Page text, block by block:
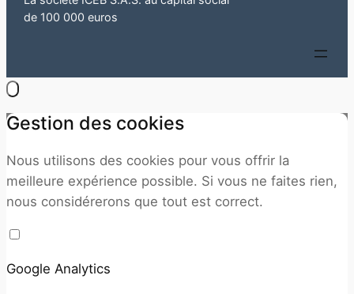
de 100 000 euros
Gestion des cookies
Nous utilisons des cookies pour vous offrir la
meilleure expérience possible. Si vous ne faites rien,
nous considérerons que tout est correct.
Google Analytics